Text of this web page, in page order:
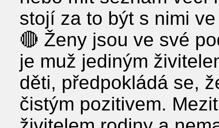
stojí za to být s nimi
🔴 Ženy jsou ve své
je muž jediným
děti, předpokládá se,
čistým pozitivem.